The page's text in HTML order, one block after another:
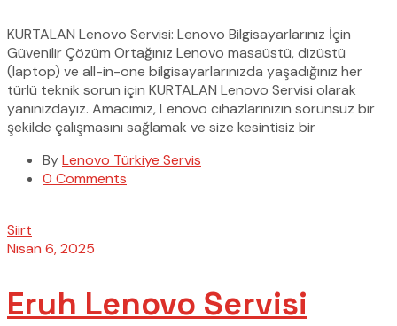
KURTALAN Lenovo Servisi: Lenovo Bilgisayarlarınız İçin
Güvenilir Çözüm Ortağınız Lenovo masaüstü, dizüstü
(laptop) ve all-in-one bilgisayarlarınızda yaşadığınız her
türlü teknik sorun için KURTALAN Lenovo Servisi olarak
yanınızdayız. Amacımız, Lenovo cihazlarınızın sorunsuz bir
şekilde çalışmasını sağlamak ve size kesintisiz bir
ByLenovo Türkiye Servis
0 Comments
Siirt
Nisan 6, 2025
Eruh Lenovo Servisi